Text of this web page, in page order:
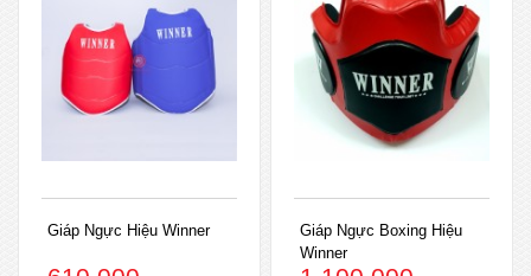
Giáp Ngực Hiệu Winner
Giáp Ngực Boxing Hiệu
Winner